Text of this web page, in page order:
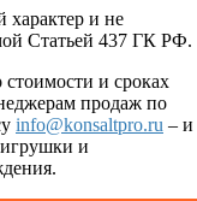
характер и не
Статьей 437 ГК РФ.
и сроках
продаж по
info@konsaltpro.ru – и
и